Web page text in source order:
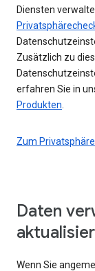
Diensten
Zusätzlich zu
erfahren Sie in
Produkten
Zum
Daten
Wenn Sie